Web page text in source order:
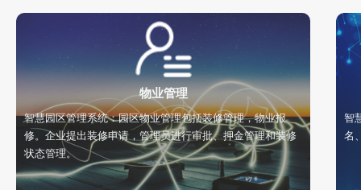
物业管理
智慧园区管理系统：园区物业管理包括装修管理，物业报
修。企业提出装修申请，管理员进行审批、押金管理和装修
状态管理。
智
名